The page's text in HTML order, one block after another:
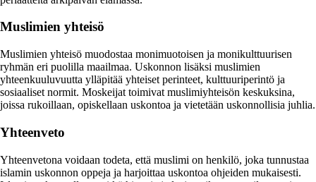
Muslimien yhteisö
Muslimien yhteisö muodostaa monimuotoisen ja monikulttuurisen
ryhmän eri puolilla maailmaa. Uskonnon lisäksi muslimien
yhteenkuuluvuutta ylläpitää yhteiset perinteet, kulttuuriperintö ja
sosiaaliset normit. Moskeijat toimivat muslimiyhteisön keskuksina,
joissa rukoillaan, opiskellaan uskontoa ja vietetään uskonnollisia juhlia.
Yhteenveto
Yhteenvetona voidaan todeta, että muslimi on henkilö, joka tunnustaa
islamin uskonnon oppeja ja harjoittaa uskontoa ohjeiden mukaisesti.